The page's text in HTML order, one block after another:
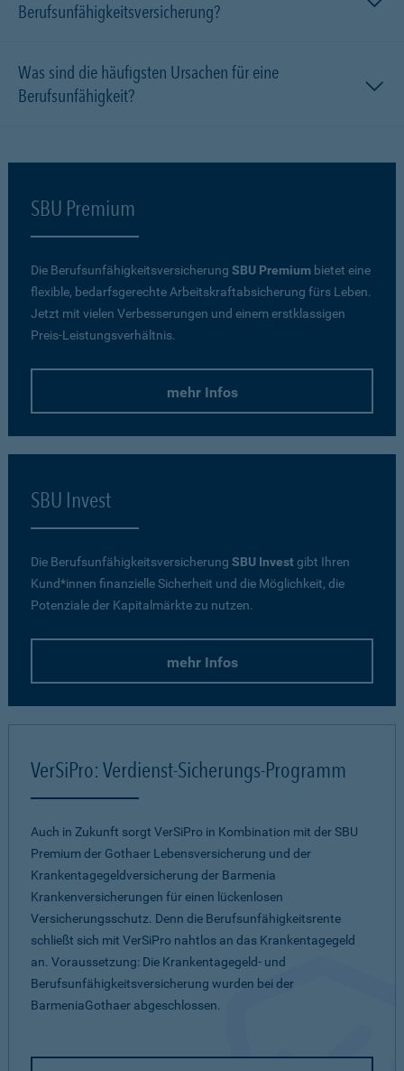
Berufsunfähigkeitsversicherung?
Was sind die häufigsten Ursachen für eine
Berufsunfähigkeit?
SBU Premium
Die Berufsunfähigkeitsversicherung SBU Premium bietet eine
flexible, bedarfsgerechte Arbeitskraftabsicherung fürs Leben.
Jetzt mit vielen Verbesserungen und einem erstklassigen
Preis-Leistungsverhältnis.
mehr Infos
SBU Invest
Die Berufsunfähigkeitsversicherung SBU Investgibt Ihren
Kund*innen finanzielle Sicherheit und die Möglichkeit, die
Potenziale der Kapitalmärkte zu nutzen.
mehr Infos
VerSiPro: Verdienst-Sicherungs-Programm
Auch in Zukunft sorgt VerSiPro in Kombination mit der SBU
Premium der Gothaer Lebensversicherung und der
Krankentagegeldversicherung der Barmenia
Krankenversicherungen für einen lückenlosen
Versicherungsschutz. Denn die Berufsunfähigkeitsrente
schließt sich mit VerSiPro nahtlos an das Krankentagegeld
an. Voraussetzung: Die Krankentagegeld- und
Berufsunfähigkeitsversicherung wurden bei der
BarmeniaGothaer abgeschlossen.